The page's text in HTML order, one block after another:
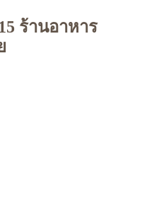
ร้านอาหาร